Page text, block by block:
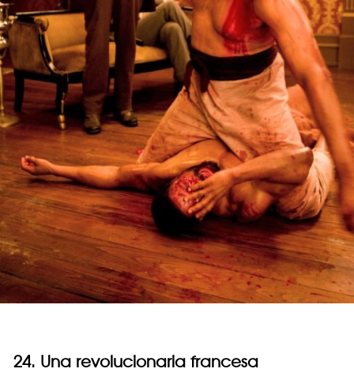
24. Una revolucionaria francesa